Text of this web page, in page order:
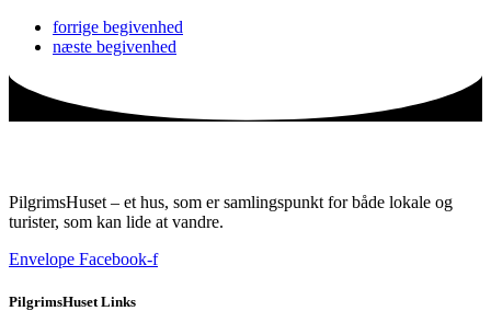
forrige begivenhed
næste begivenhed
PilgrimsHuset – et hus, som er samlingspunkt for både lokale og
turister, som kan lide at vandre.
Envelope Facebook-f
PilgrimsHuset Links